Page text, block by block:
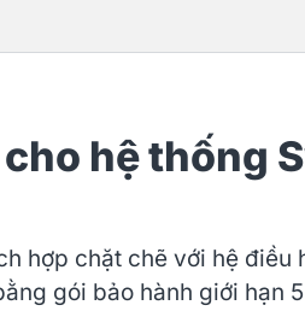
hệ thống
hợp chặt chẽ với hệ điều
gói bảo hành giới hạn